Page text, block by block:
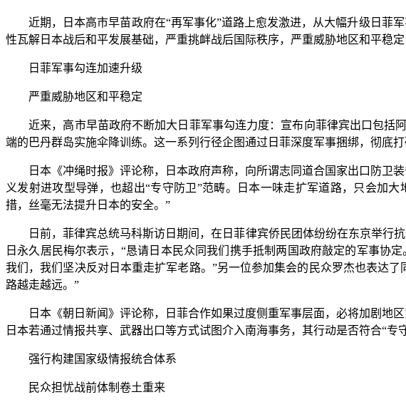
近期，日本高市早苗政府在“再军事化”道路上愈发激进，从大幅升级日菲
性瓦解日本战后和平发展基础，严重挑衅战后国际秩序，严重威胁地区和平稳
日菲军事勾连加速升级
严重威胁地区和平稳定
近来，高市早苗政府不断加大日菲军事勾连力度：宣布向菲律宾出口包括
端的巴丹群岛实施伞降训练。这一系列行径企图通过日菲深度军事捆绑，彻底
日本《冲绳时报》评论称，日本政府声称，向所谓志同道合国家出口防卫装
义发射进攻型导弹，也超出“专守防卫”范畴。日本一味走扩军道路，只会加
措，丝毫无法提升日本的安全。”
日前，菲律宾总统马科斯访日期间，在日菲律宾侨民团体纷纷在东京举行抗
日永久居民梅尔表示，“恳请日本民众同我们携手抵制两国政府敲定的军事协
我们，我们坚决反对日本重走扩军老路。”另一位参加集会的民众罗杰也表达
路越走越远。”
日本《朝日新闻》评论称，日菲合作如果过度侧重军事层面，必将加剧地区
日本若通过情报共享、武器出口等方式试图介入南海事务，其行动是否符合“专
强行构建国家级情报统合体系
民众担忧战前体制卷土重来